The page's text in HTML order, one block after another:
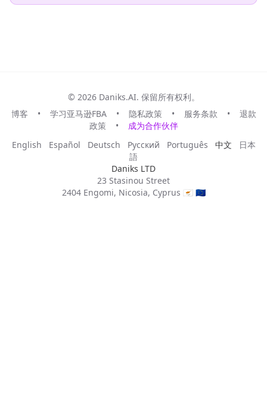
© 2026 Daniks.AI. 保留所有权利。
博客
• 学习亚马逊FBA • 隐私政策 • 服务条款 •
退款
政策
•
成为合作伙伴
English
Español Deutsch Русский Português 中文
日本
語
Daniks LTD
23 Stasinou Street
2404 Engomi, Nicosia, Cyprus 🇨🇾 🇪🇺